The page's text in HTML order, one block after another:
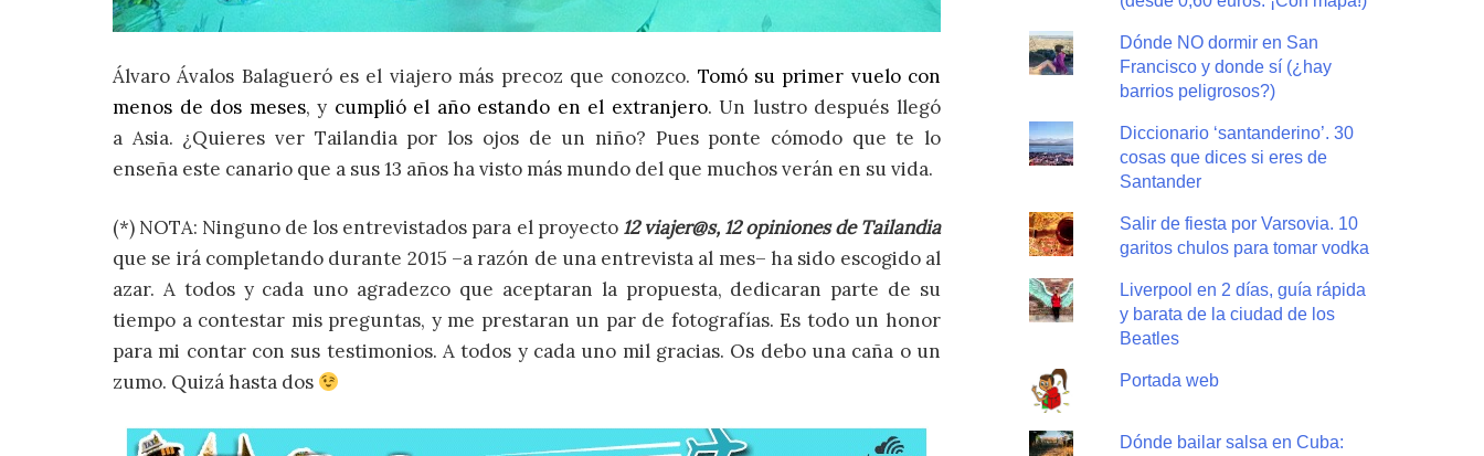
Álvaro Ávalos Balagueró es el viajero más precoz que conozco. Tomó su primer vuelo con
menos de dos meses, y cumplió el año estando en el extranjero. Un lustro después llegó
a Asia. ¿Quieres ver Tailandia por los ojos de un niño? Pues ponte cómodo que te lo
enseña este canario que a sus 13 años ha visto más mundo del que muchos verán en su vida.
(*) NOTA: Ninguno de los entrevistados para el proyecto 12 viajer@s, 12 opiniones de Tailandia
que se irá completando durante 2015 –a razón de una entrevista al mes– ha sido escogido al
azar. A todos y cada uno agradezco que aceptaran la propuesta, dedicaran parte de su
tiempo a contestar mis preguntas, y me prestaran un par de fotografías. Es todo un honor
para mi contar con sus testimonios. A todos y cada uno mil gracias. Os debo una caña o un
zumo. Quizá hasta dos
Dónde NO dormir en San
Francisco y donde sí (¿hay
barrios peligrosos?)
Diccionario ‘santanderino’. 30
cosas que dices si eres de
Santander
Salir de fiesta por Varsovia. 10
garitos chulos para tomar vodka
Liverpool en 2 días, guía rápida
y barata de la ciudad de los
Beatles
Portada web
Dónde bailar salsa en Cuba: